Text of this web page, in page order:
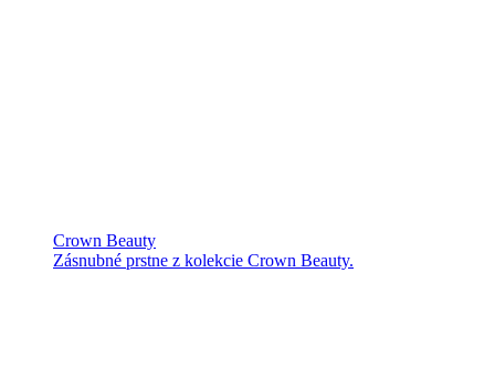
Crown Beauty
Zásnubné prstne z kolekcie Crown Beauty.